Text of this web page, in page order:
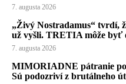
7. augusta 2026
„Živý Nostradamus“ tvrdí,
už vyšli. TRETIA môže byť
7. augusta 2026
MIMORIADNE pátranie
Sú podozriví z brutálneho